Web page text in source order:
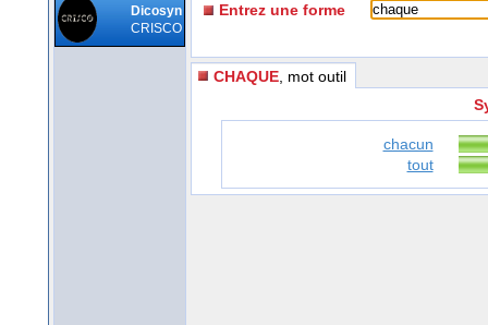
Dicosyn
CRISCO
Entrez une forme
CHAQUE , mot outil
chacun
tout